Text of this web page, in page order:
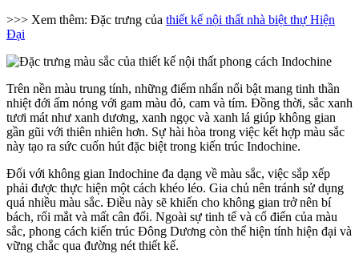
>>> Xem thêm: Đặc trưng của thiết kế nội thất nhà biệt thự Hiện
Đại
Trên nền màu trung tính, những điểm nhấn nổi bật mang tinh thần
nhiệt đới ấm nóng với gam màu đỏ, cam và tím. Đồng thời, sắc xanh
tươi mát như xanh dương, xanh ngọc và xanh lá giúp không gian
gần gũi với thiên nhiên hơn. Sự hài hòa trong việc kết hợp màu sắc
này tạo ra sức cuốn hút đặc biệt trong kiến trúc Indochine.
Đối với không gian Indochine đa dạng về màu sắc, việc sắp xếp
phải được thực hiện một cách khéo léo. Gia chủ nên tránh sử dụng
quá nhiều màu sắc. Điều này sẽ khiến cho không gian trở nên bí
bách, rối mắt và mất cân đối. Ngoài sự tinh tế và cổ điển của màu
sắc, phong cách kiến trúc Đông Dương còn thể hiện tính hiện đại và
vững chắc qua đường nét thiết kế.